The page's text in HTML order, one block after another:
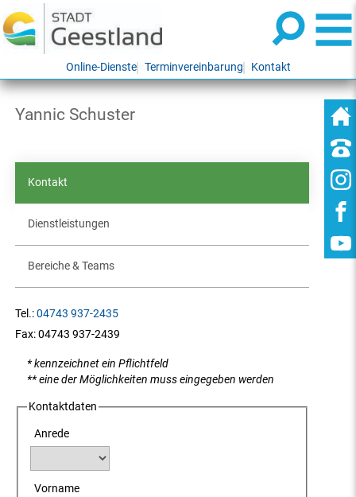
Online-Dienste Terminvereinbarung Kontakt
Yannic Schuster
Kontakt
Dienstleistungen
Bereiche & Teams
Tel.:04743 937-2435
Fax:04743 937-2439
* kennzeichnet ein Pflichtfeld
** eine der Möglichkeiten muss eingegeben werden
Kontaktdaten
Anrede
Vorname